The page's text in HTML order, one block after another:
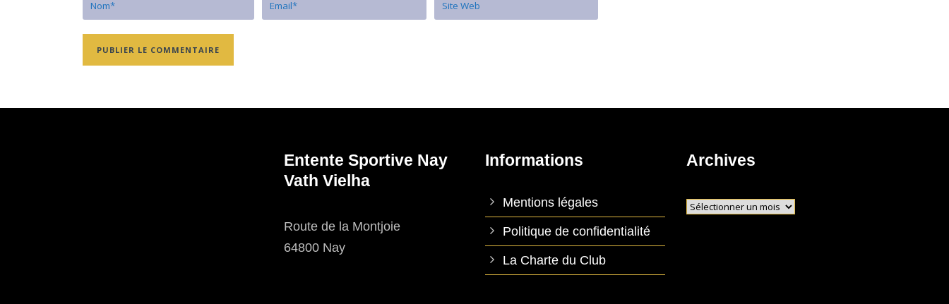
Entente Sportive Nay
Vath Vielha
Route de la Montjoie
64800 Nay
Informations
Mentions légales
Politique de confidentialité
La Charte du Club
Archives
Archives